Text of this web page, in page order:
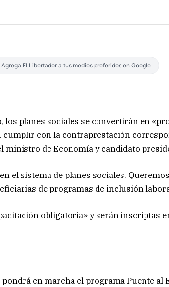
Agrega El Libertador a tus medios preferidos en Google
los planes sociales se convertirán en
cumplir con la contraprestación
ministro de Economía y candidato
el sistema de planes sociales.
de programas de inclusión
obligatoria» y serán inscriptas
en marcha el programa Puente al